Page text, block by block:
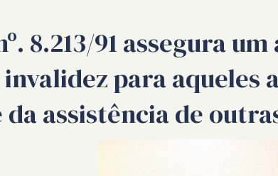
8.213/91 assegura
para aqueles
assistência de